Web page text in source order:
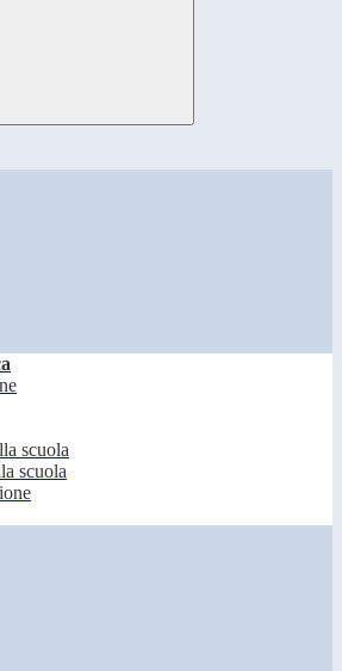
scuola
scuola